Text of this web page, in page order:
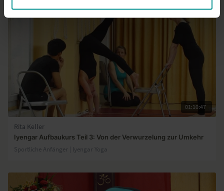
01:10:47
Rita Keller
Iyengar Aufbaukurs Teil 3: Von der Verwurzelung zur Umkehr
Sportliche Anfänger | lyengar Yoga